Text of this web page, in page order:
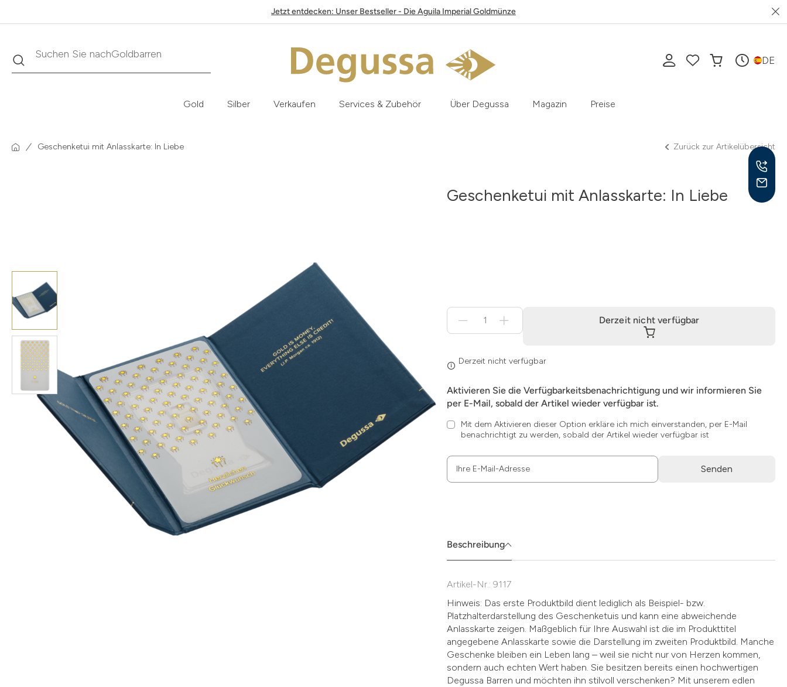
Jetzt entdecken: Unser Bestseller - Die Aguila Imperial Goldmünze
Suche Suchen Sie nachKrügerrand DE
Gold Silber Verkaufen Services & Zubehör Über Degussa Magazin Preise
Geschenketui mit Anlasskarte: In Liebe Zurück zur Artikelübersicht
Geschenketui mit Anlasskarte: In Liebe
für
Derzeit
verfügbar
Derzeit nicht verfügbar
Derzeit nicht verfügbar
Aktivieren Sie die Verfügbarkeitsbenachrichtigung und wir informieren Sie
per E-Mail, sobald der Artikel wieder verfügbar ist.
Mit dem Aktivieren dieser Option erkläre ich mich einverstanden, per E-Mail
benachrichtigt zu werden, sobald der Artikel wieder verfügbar ist
Ihre E-Mail-Adresse
Senden
die
Beschreibung
Artikel-Nr.: 9117
Hinweis: Das erste Produktbild dient lediglich als Beispiel- bzw.
Platzhalterdarstellung des Geschenketuis und kann eine abweichende
Anlasskarte zeigen. Maßgeblich für Ihre Auswahl ist die im Produkttitel
angegebene Anlasskarte sowie die Darstellung im zweiten Produktbild. Manche
Geschenke bleiben ein Leben lang – weil sie nicht nur von Herzen kommen,
sondern auch echten Wert haben. Sie besitzen bereits einen hochwertigen
Degussa Barren und möchten ihn stilvoll verschenken? Mit unserem edlen